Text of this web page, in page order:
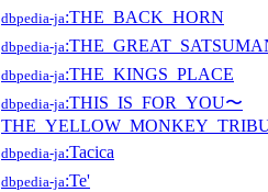
dbpedia-ja:THE_BACK_HORN
dbpedia-ja
dbpedia-ja:THE_KINGS_PLACE
dbpedia-ja:THIS_IS_FOR_YOU〜
dbpedia-ja:Tacica
dbpedia-ja:Te'